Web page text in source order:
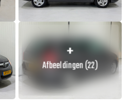
Afbeeldingen (22)